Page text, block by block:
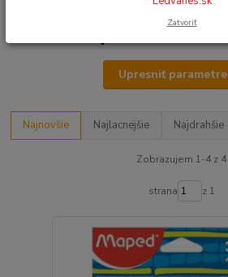
Upresniť parametre
Najnovšie Najlacnejšie Najdrahšie
Zobrazujem 1-4 z 4
strana z 1
Zatvoriť